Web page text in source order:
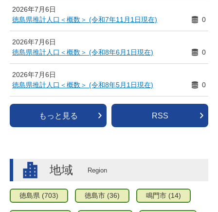
2026年7月6日
徳島県推計人口＜概数＞ (令和7年11月1日現在)
0
2026年7月6日
徳島県推計人口＜概数＞ (令和8年6月1日現在)
0
2026年7月6日
徳島県推計人口＜概数＞ (令和8年5月1日現在)
0
もっと見る RSS
地域
徳島県 (703) 徳島市 (36) 鳴門市 (14)